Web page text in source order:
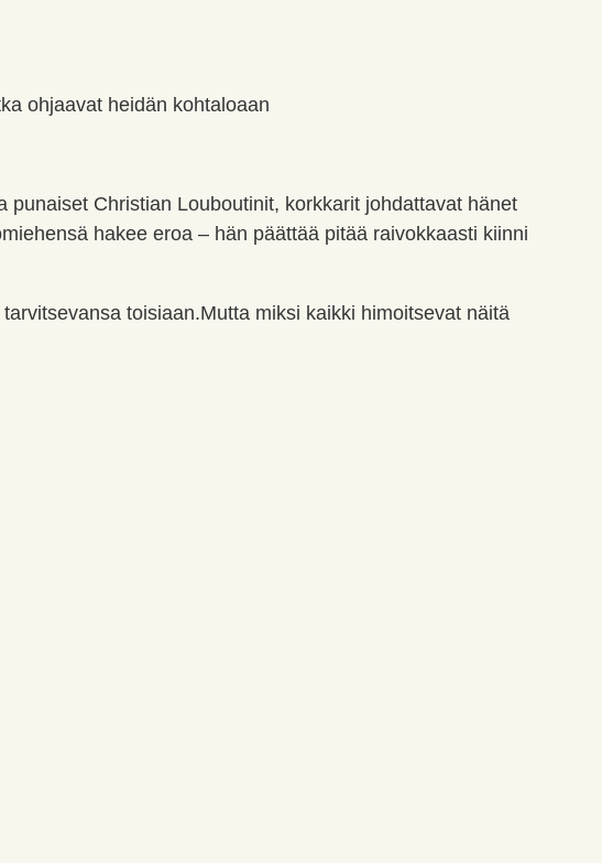
ohjaavat heidän kohtaloaan
Christian Louboutinit, korkkarit johdattavat hänet
hakee eroa – hän päättää pitää raivokkaasti kiinni
toisiaan.Mutta miksi kaikki himoitsevat näitä